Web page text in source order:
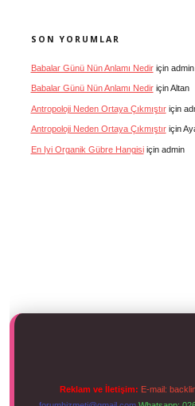
SON YORUMLAR
Babalar Günü Nün Anlamı Nediriçin admin
Babalar Günü Nün Anlamı NediriçinAltan
Antropoloji Neden Ortaya Çıkmıştıriçin
Antropoloji Neden Ortaya Çıkmıştıriçin
En Iyi Organik Gübre Hangisiiçin admin
Reklam ve İletişim: E-mail: